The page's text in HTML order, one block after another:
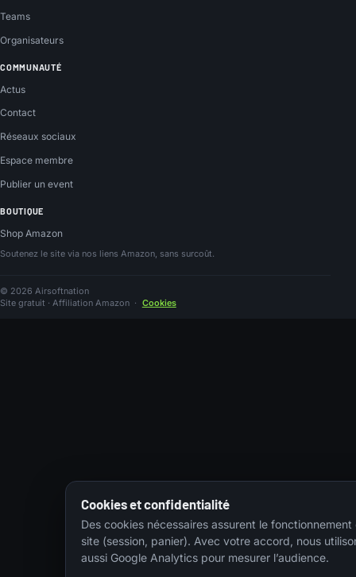
Teams
Organisateurs
COMMUNAUTÉ
Actus
Contact
Réseaux sociaux
Espace membre
Publier un event
BOUTIQUE
Shop Amazon
Soutenez le site via nos liens Amazon, sans surcoût.
© 2026 Airsoftnation
Site gratuit · Affiliation Amazon · Cookies
Cookies et confidentialité
Des cookies nécessaires assurent le fonctionnement
site (session, panier). Avec votre accord, nous
aussi Google Analytics pour mesurer l’audience.